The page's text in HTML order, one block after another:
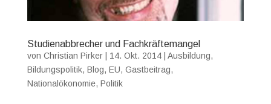
Studienabbrecher und Fachkräftemangel
von Christian Pirker| 14. Okt. 2014| Ausbildung,
Bildungspolitik, Blog, EU, Gastbeitrag,
Nationalökonomie, Politik